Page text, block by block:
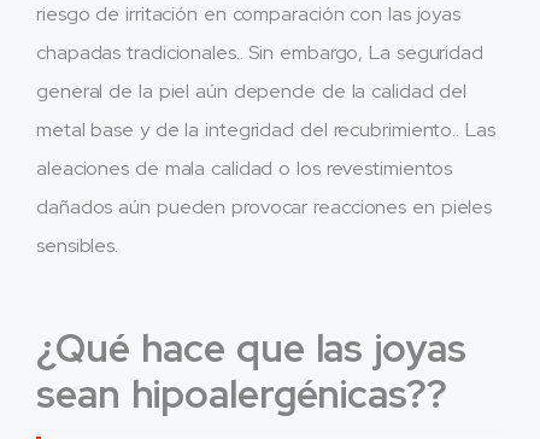
riesgo de irritación en comparación con las joyas
chapadas tradicionales.. Sin embargo, La seguridad
general de la piel aún depende de la calidad del
metal base y de la integridad del recubrimiento.. Las
aleaciones de mala calidad o los revestimientos
dañados aún pueden provocar reacciones en pieles
sensibles.
¿Qué hace que las joyas
sean hipoalergénicas??